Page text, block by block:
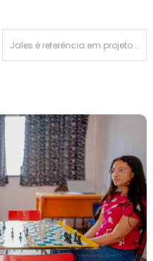
Jales é referência em projeto de adaptação às mudanças climáticas